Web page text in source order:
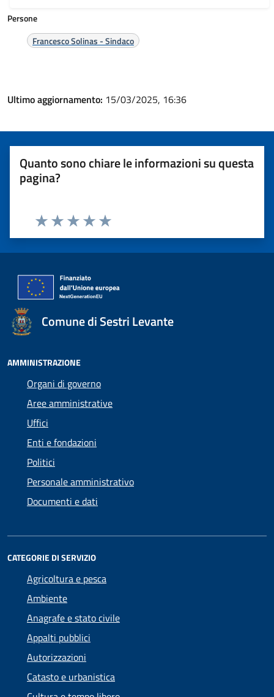
Persone
Francesco Solinas - Sindaco
Ultimo aggiornamento: 15/03/2025, 16:36
Quanto sono chiare le informazioni su questa
pagina?
Valuta 5 stelle su 5
Valuta 4 stelle su 5
Valuta 3 stelle su 5
Valuta 2 stelle su 5
Valuta 1 stelle su 5
Comune di Sestri Levante
AMMINISTRAZIONE
Organi di governo
Aree amministrative
Uffici
Enti e fondazioni
Politici
Personale amministrativo
Documenti e dati
CATEGORIE DI SERVIZIO
Agricoltura e pesca
Ambiente
Anagrafe e stato civile
Appalti pubblici
Autorizzazioni
Catasto e urbanistica